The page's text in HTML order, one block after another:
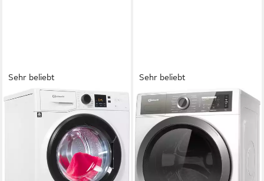
Sehr beliebt
BAUKNECHT
Waschmaschine Super Eco
Kapazität Waschen
Betriebsgeräusch
1400 U/min
Schleuderdrehzahl
Produktdatenblatt
Sehr beliebt
BAUKNECHT
Waschmaschine B7X 89E
SILENCE DE
8 kg
Kapazität Waschen
65 dB(A) Betriebsgeräusch
1400 U/min Schleuderdrehzahl
Produktdatenblatt